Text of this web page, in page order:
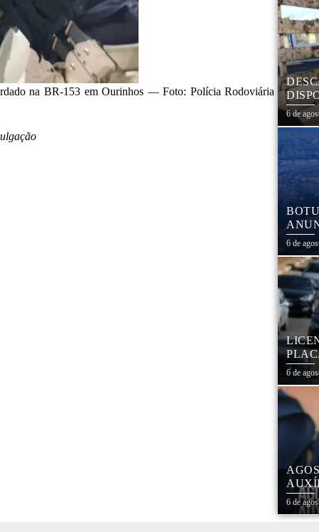
na BR-153 em Ourinhos — Foto: Polícia Rodoviária
6 de
6 de
6 de
6 de